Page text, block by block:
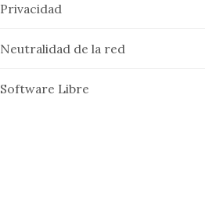
Privacidad
Neutralidad de la red
Software Libre